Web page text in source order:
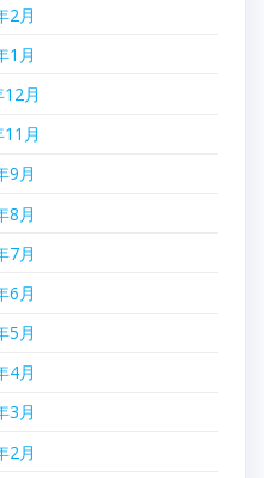
2月
1月
月
月
9月
8月
7月
6月
5月
4月
3月
2月